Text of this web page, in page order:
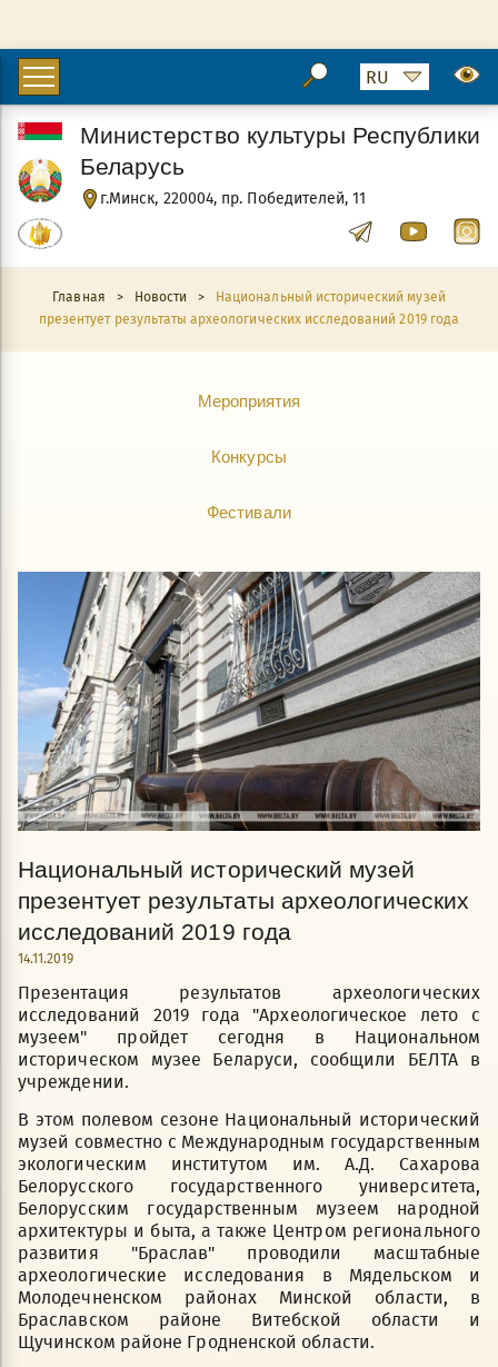
г.Минск, 220004, пр. Победителей, 11
Министерство культуры Республики
Беларусь
Главная > Новости >
Национальный исторический музей
презентует результаты археологических исследований 2019 года
Мероприятия
Конкурсы
Фестивали
Национальный исторический музей
презентует результаты археологических
исследований 2019 года
14.11.2019
Презентация результатов археологических
исследований 2019 года "Археологическое лето с
музеем" пройдет сегодня в Национальном
историческом музее Беларуси, сообщили БЕЛТА в
учреждении.
В этом полевом сезоне Национальный исторический
музей совместно с Международным государственным
экологическим институтом им. А.Д. Сахарова
Белорусского государственного университета,
Белорусским государственным музеем народной
архитектуры и быта, а также Центром регионального
развития "Браслав" проводили масштабные
археологические исследования в Мядельском и
Молодечненском районах Минской области, в
Браславском районе Витебской области и
Щучинском районе Гродненской области.